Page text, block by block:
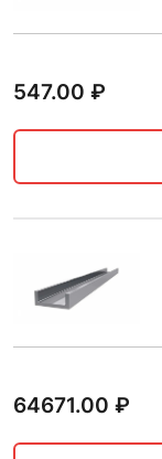
547.00 ₽
64671.00 ₽